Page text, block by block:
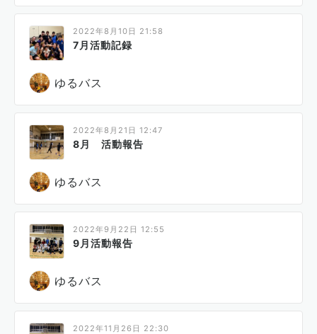
2022年8月10日 21:58
7月活動記録
ゆるバス
2022年8月21日 12:47
8月 活動報告
ゆるバス
2022年9月22日 12:55
9月活動報告
ゆるバス
2022年11月26日 22:30